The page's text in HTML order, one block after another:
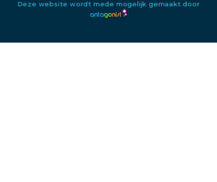
Deze website wordt mede mogelijk gemaakt door